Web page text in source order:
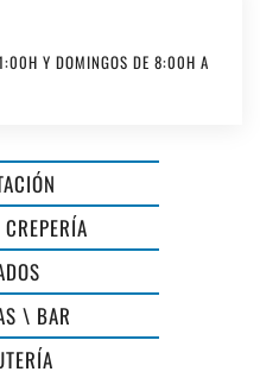
Y DOMINGOS DE 8:00H A
\ BAR